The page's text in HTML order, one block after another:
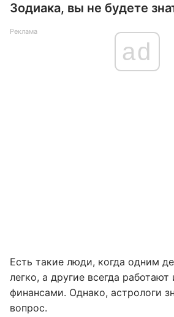
Зодиака, вы не будете
Реклама
ad
Есть такие люди, когда одним
легко, а другие всегда
финансами. Однако, астрологи
вопрос.